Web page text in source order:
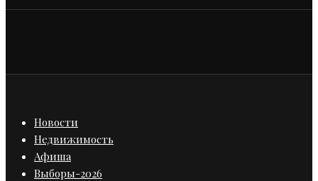
Новости
Недвижимость
Афиша
Выборы-2026